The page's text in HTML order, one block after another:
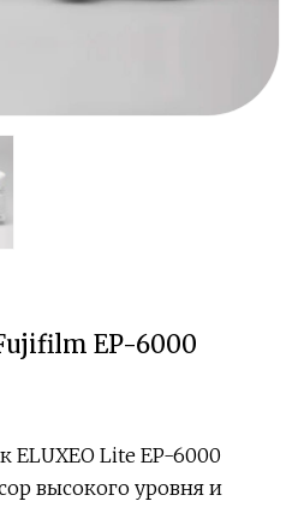
EP-6000
Lite EP-6000
высокого уровня и